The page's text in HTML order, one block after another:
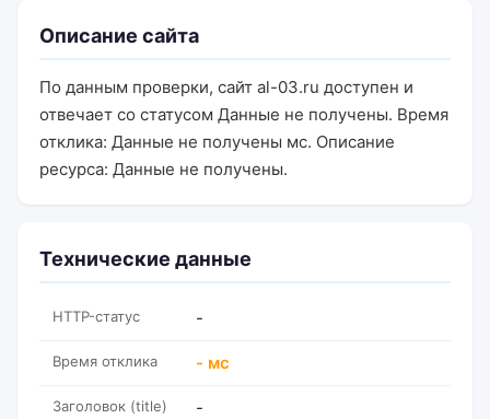
Описание сайта
По данным проверки, сайт al-03.ru доступен и
отвечает со статусом Данные не получены. Время
отклика: Данные не получены мс. Описание
ресурса: Данные не получены.
Технические данные
HTTP-статус -
Время отклика - мс
Заголовок (title) -